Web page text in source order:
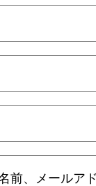
、メールア